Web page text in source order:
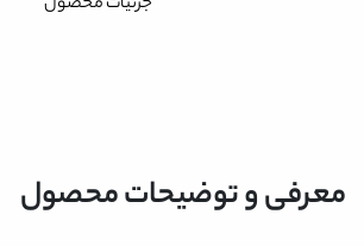
معرفی و توضیحات محصول